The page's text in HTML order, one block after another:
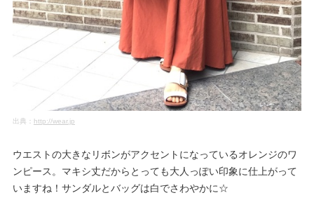
出典： http://wear.jp
ウエストの大きなリボンがアクセントになっているオレンジのワ
ンピース。マキシ丈だからとっても大人っぽい印象に仕上がって
いますね！サンダルとバッグは白でさわやかに☆